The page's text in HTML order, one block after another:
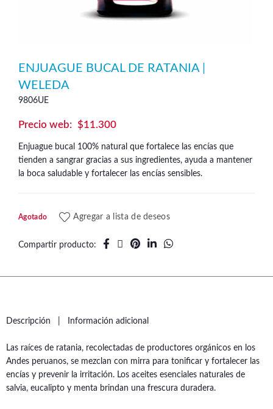
ENJUAGUE BUCAL DE RATANIA |
WELEDA
9806UE
$11.300
Enjuague bucal 100% natural que fortalece las encías que
tienden a sangrar gracias a sus ingredientes, ayuda a mantener
la boca saludable y fortalecer las encías sensibles.
Agotado Agregar a lista de deseos
Compartir producto
Descripción Información adicional
Las raíces de ratania, recolectadas de productores orgánicos en los
Andes peruanos, se mezclan con mirra para tonificar y fortalecer las
encías y prevenir la irritación. Los aceites esenciales naturales de
salvia, eucalipto y menta brindan una frescura duradera.